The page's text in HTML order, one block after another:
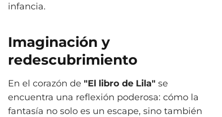
infancia.
Imaginación y
redescubrimiento
En el corazón de "El libro de Lila" se
encuentra una reflexión poderosa: cómo la
fantasía no solo es un escape, sino también